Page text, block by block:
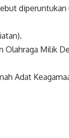
Olahraga Milik
Adat